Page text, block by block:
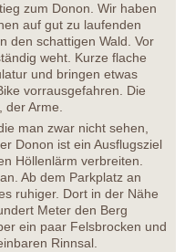
zum Donon. Wir haben
auf gut zu laufenden
den schattigen Wald. Vor
weht. Kurze flache
und bringen etwas
vorrausgefahren. Die
der Arme.
man zwar nicht sehen,
Donon ist ein Ausflugsziel
Höllenlärm verbreiten.
Ab dem Parkplatz an
ruhiger. Dort in der Nähe
Meter den Berg
ein paar Felsbrocken und
Rinnsal.